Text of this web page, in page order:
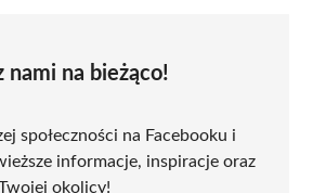
nami na bieżąco!
społeczności na Facebooku i
informacje, inspiracje oraz
okolicy!